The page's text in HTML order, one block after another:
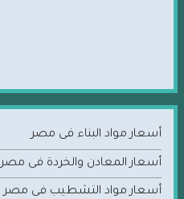
أسعار مواد البناء فى مصر
أسعار المعادن والخردة فى مصر
أسعار مواد التشطيب فى مصر